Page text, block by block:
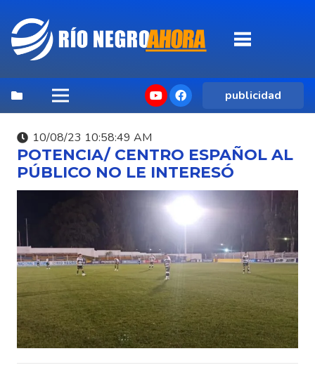
publicidad
10/08/23 10:58:49 AM
POTENCIA/ CENTRO ESPAÑOL AL
PÚBLICO NO LE INTERESÓ